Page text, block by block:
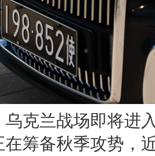
乌克兰战场即将进
在筹备秋季攻势，